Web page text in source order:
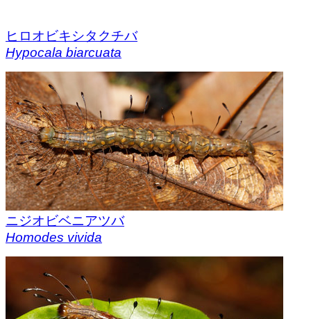
ヒロオビキシタクチバ
Hypocala biarcuata
ニジオビベニアツバ
Homodes vivida